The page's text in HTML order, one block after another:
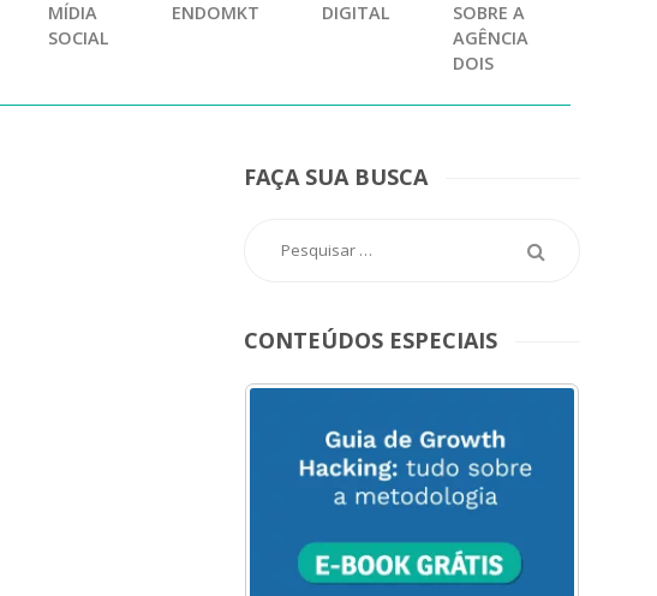
MÍDIA
SOCIAL
ENDOMKT DIGITAL
SOBRE A
AGÊNCIA
DOIS
FAÇA SUA BUSCA
CONTEÚDOS ESPECIAIS
MENU